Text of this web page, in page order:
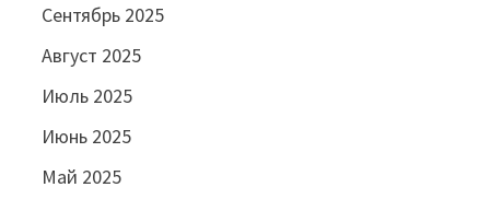
Сентябрь 2025
Август 2025
Июль 2025
Июнь 2025
Май 2025